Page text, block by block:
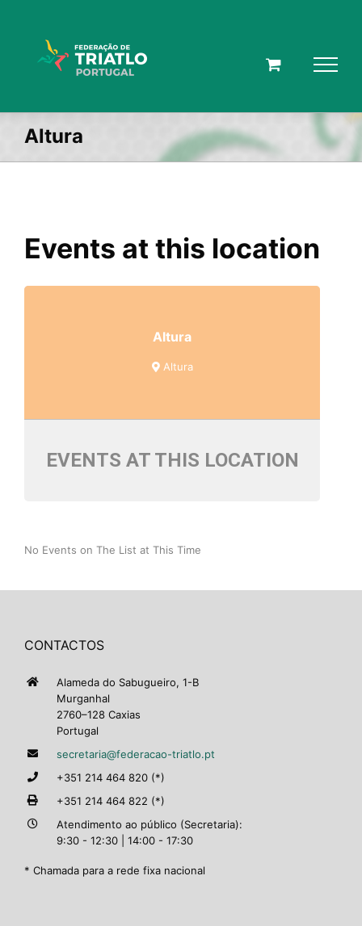
Altura
Events at this location
Altura
Altura
EVENTS AT THIS LOCATION
No Events on The List at This Time
CONTACTOS
Alameda do Sabugueiro, 1-B
Murganhal
2760–128 Caxias
Portugal
secretaria@federacao-triatlo.pt
+351 214 464 820 (*)
+351 214 464 822 (*)
Atendimento ao público (Secretaria):
9:30 - 12:30 | 14:00 - 17:30
* Chamada para a rede fixa nacional